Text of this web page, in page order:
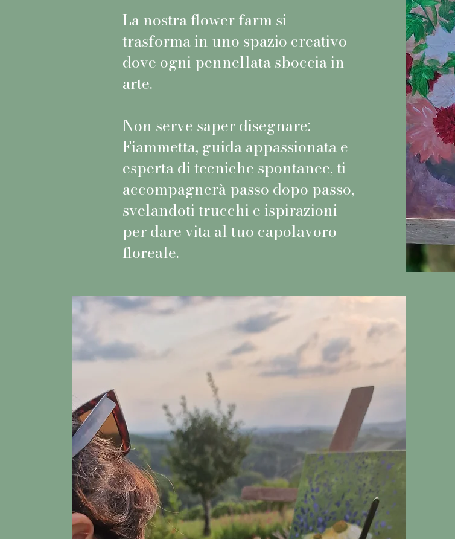
La nostra flower farm si
trasforma in uno spazio creativo
dove ogni pennellata sboccia in
arte.
Non serve saper disegnare:
Fiammetta, guida appassionata e
esperta di tecniche spontanee, ti
accompagnerà passo dopo passo,
svelandoti trucchi e ispirazioni
per dare vita al tuo capolavoro
floreale.